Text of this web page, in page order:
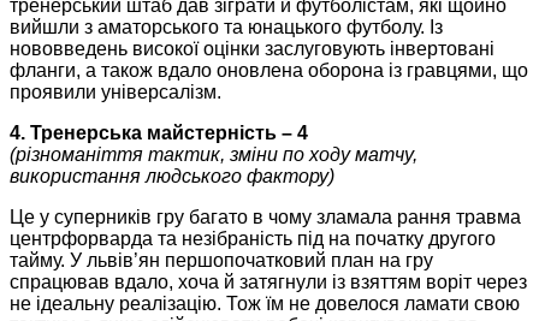
тренерський штаб дав зіграти й футболістам, які щойно
вийшли з аматорського та юнацького футболу. Із
нововведень високої оцінки заслуговують інвертовані
фланги, а також вдало оновлена оборона із гравцями, що
проявили універсалізм.
4. Тренерська майстерність – 4
(різноманіття тактик, зміни по ходу матчу,
використання людського фактору)
Це у суперників гру багато в чому зламала рання травма
центрфорварда та незібраність під на початку другого
тайму. У львів’ян першопочатковий план на гру
спрацював вдало, хоча й затягнули із взяттям воріт через
не ідеальну реалізацію. Тож їм не довелося ламати свою